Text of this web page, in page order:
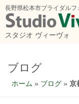
長野県松本市ブライダルフ
スタジオ ヴィーヴォ
ブログ
ホーム » ブログ » 京